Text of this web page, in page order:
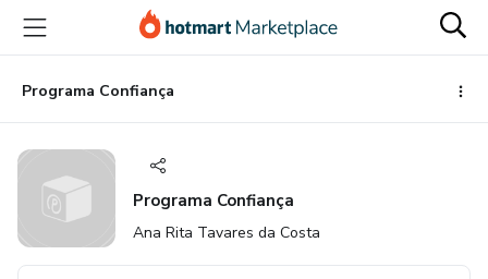
para
conteúdo
principal
para
pagamento
para
rodapé
Programa Confiança
Programa Confiança
Ana Rita Tavares da Costa